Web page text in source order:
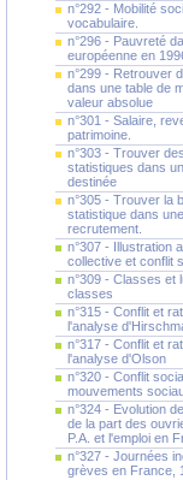
n°292 - Mobilité
vocabulaire.
n°296 - Pauvreté
européenne en
n°299 - Retrouver
dans une table de
valeur absolue
n°301 - Salaire,
patrimoine.
n°303 - Trouver
statistiques dans
destinée
n°305 - Trouver la
statistique dans
recrutement.
n°307 - Illustration
collective et conflit
n°309 - Classes et
classes
n°315 - Conflit et
l'analyse
n°317 - Conflit et
l'analyse d'Olson
n°320 - Conflit
mouvements
n°324 - Evolution
de la part des
P.A. et l'emploi en
n°327 - Journées
grèves en France,